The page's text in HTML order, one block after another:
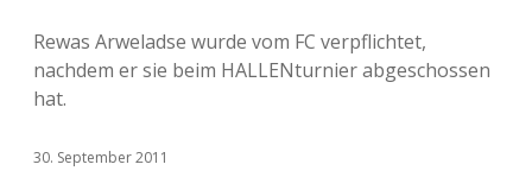
Rewas Arweladse wurde vom FC verpflichtet,
nachdem er sie beim HALLENturnier abgeschossen
hat.
30. September 2011